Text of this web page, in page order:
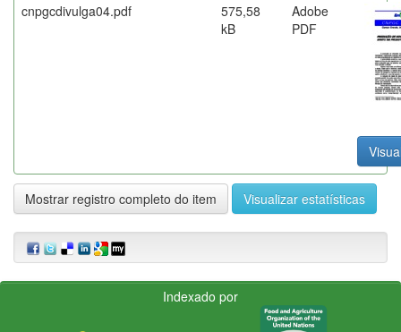
cnpgcdivulga04.pdf
575,58
kB
Adobe
PDF
Mostrar registro completo do item Visualizar estatísticas
Indexado por